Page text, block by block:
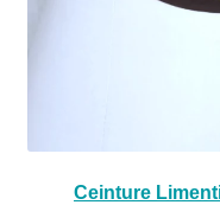
Ceinture